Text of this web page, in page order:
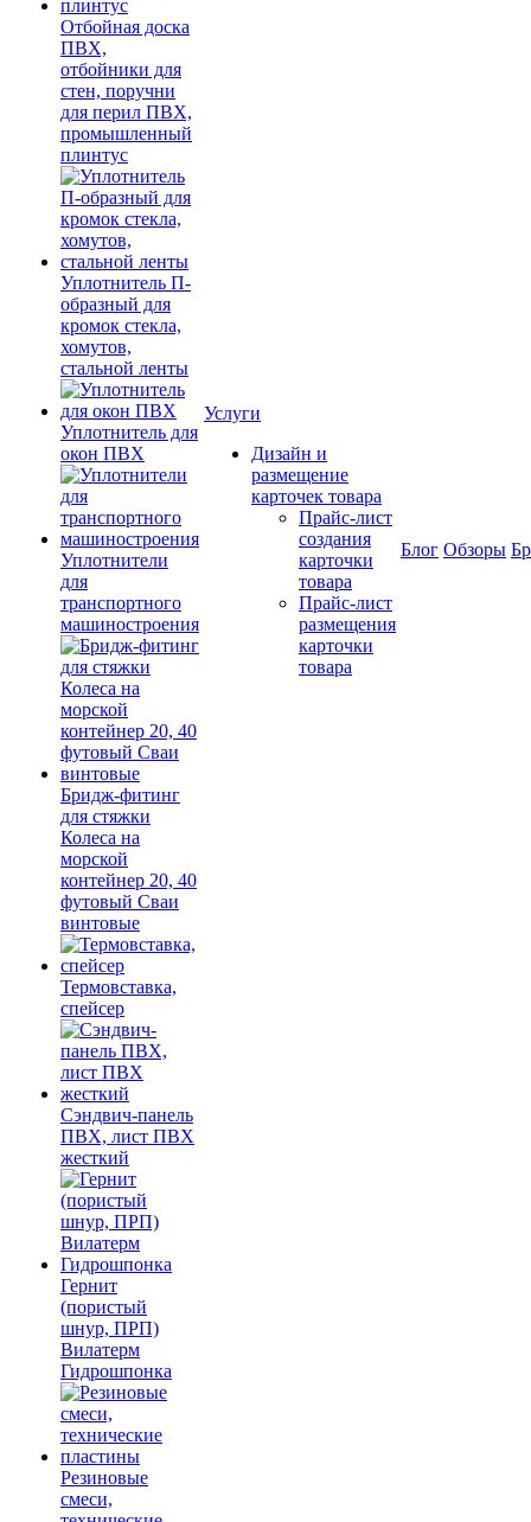
Отбойная доска
ПВХ,
отбойники для
стен, поручни
для перил ПВХ,
промышленный
плинтус
Уплотнитель П-
образный для
кромок стекла,
хомутов,
стальной ленты
Уплотнитель для
окон ПВХ
Уплотнители
для
транспортного
машиностроения
Бридж-фитинг
для стяжки
Колеса на
морской
контейнер 20, 40
футовый Сваи
винтовые
Термовставка,
спейсер
Сэндвич-панель
ПВХ, лист ПВХ
жесткий
Гернит
(пористый
шнур, ПРП)
Вилатерм
Гидрошпонка
Резиновые
смеси,
Услуги
Дизайн и
размещение
карточек товара
Прайс-лист
создания
карточки
товара
Прайс-лист
размещения
карточки
товара
Блог Обзоры